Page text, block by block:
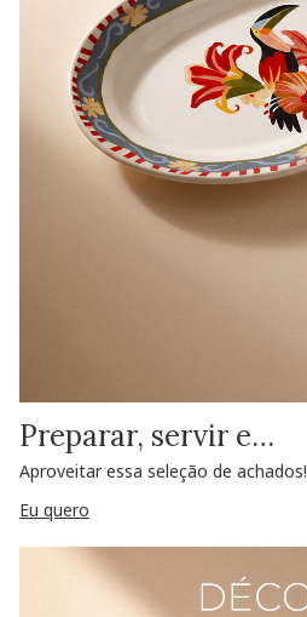
Preparar, servir e…
Aproveitar essa seleção de achados!
Eu quero